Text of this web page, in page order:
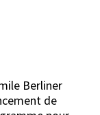
Berliner
de